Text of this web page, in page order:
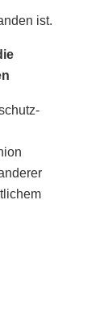
ist.